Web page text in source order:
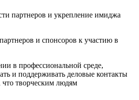
партнеров и укрепление имиджа
и спонсоров к участию в
в профессиональной среде,
и поддерживать деловые контакты
что творческим людям